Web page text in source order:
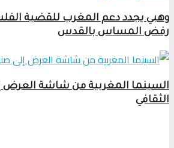
وهبي يجدد دعم المغرب للقضية
رفض المساس بالقدس
السينما المغربية من شاشة العرض
الثقافي